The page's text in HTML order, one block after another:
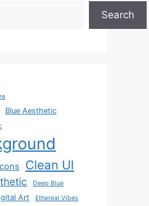
Search
Blue Aesthetic
Clean UI
Deep Blue
Art
Ethereal Vibes